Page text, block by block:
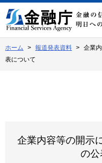
文
へ
動
ホーム 報道発表資料
企業
表について
企業内容等の開示
の公